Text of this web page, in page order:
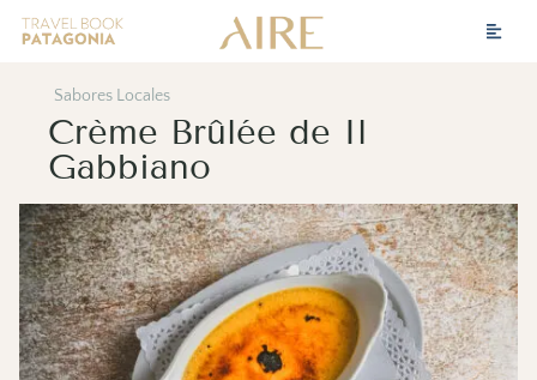
Sabores Locales
Crème Brûlée de Il
Gabbiano